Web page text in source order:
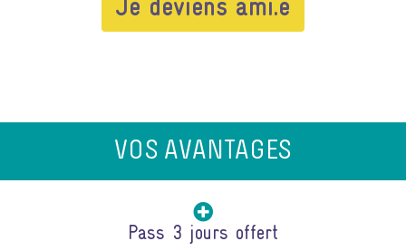
Je deviens ami.e
VOS AVANTAGES
Pass 3 jours offert